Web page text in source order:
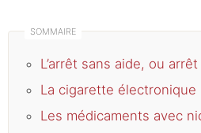
L’arrêt sans aide, ou
La cigarette électronique
Les médicaments avec